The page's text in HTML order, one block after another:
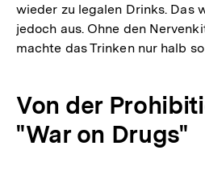
wieder zu legalen Drinks. Das
jedoch aus. Ohne den
machte das Trinken nur halb
Von der
"War on Drugs"